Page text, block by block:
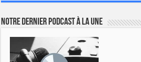
Notre dernier podcast à la une